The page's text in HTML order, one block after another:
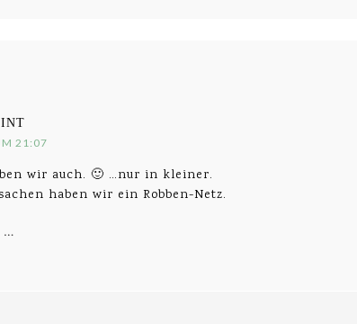
21:07
wir auch. 🙂 …nur in kleiner.
haben wir ein Robben-Netz.
…